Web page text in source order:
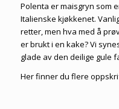
Polenta er maisgryn som
Italienske kjøkkenet.
retter, men hva med å
er brukt i en kake? Vi
glade av den deilige gule
Her finner du flere